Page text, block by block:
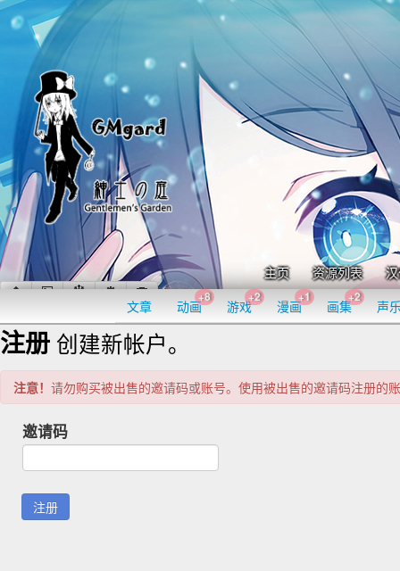
主页 资源列表
文章 动画
+8
游戏
+2
漫画
+1
画集
+2
声
注册 创建新帐户。
注意！ 请勿购买被出售的邀请码或账号。使用被出售的邀请码注册的
邀请码